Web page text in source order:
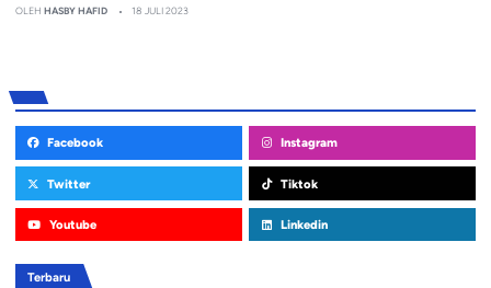
OLEH HASBY HAFID 18 JULI 2023
Facebook Instagram
Twitter Tiktok
Youtube Linkedin
Terbaru